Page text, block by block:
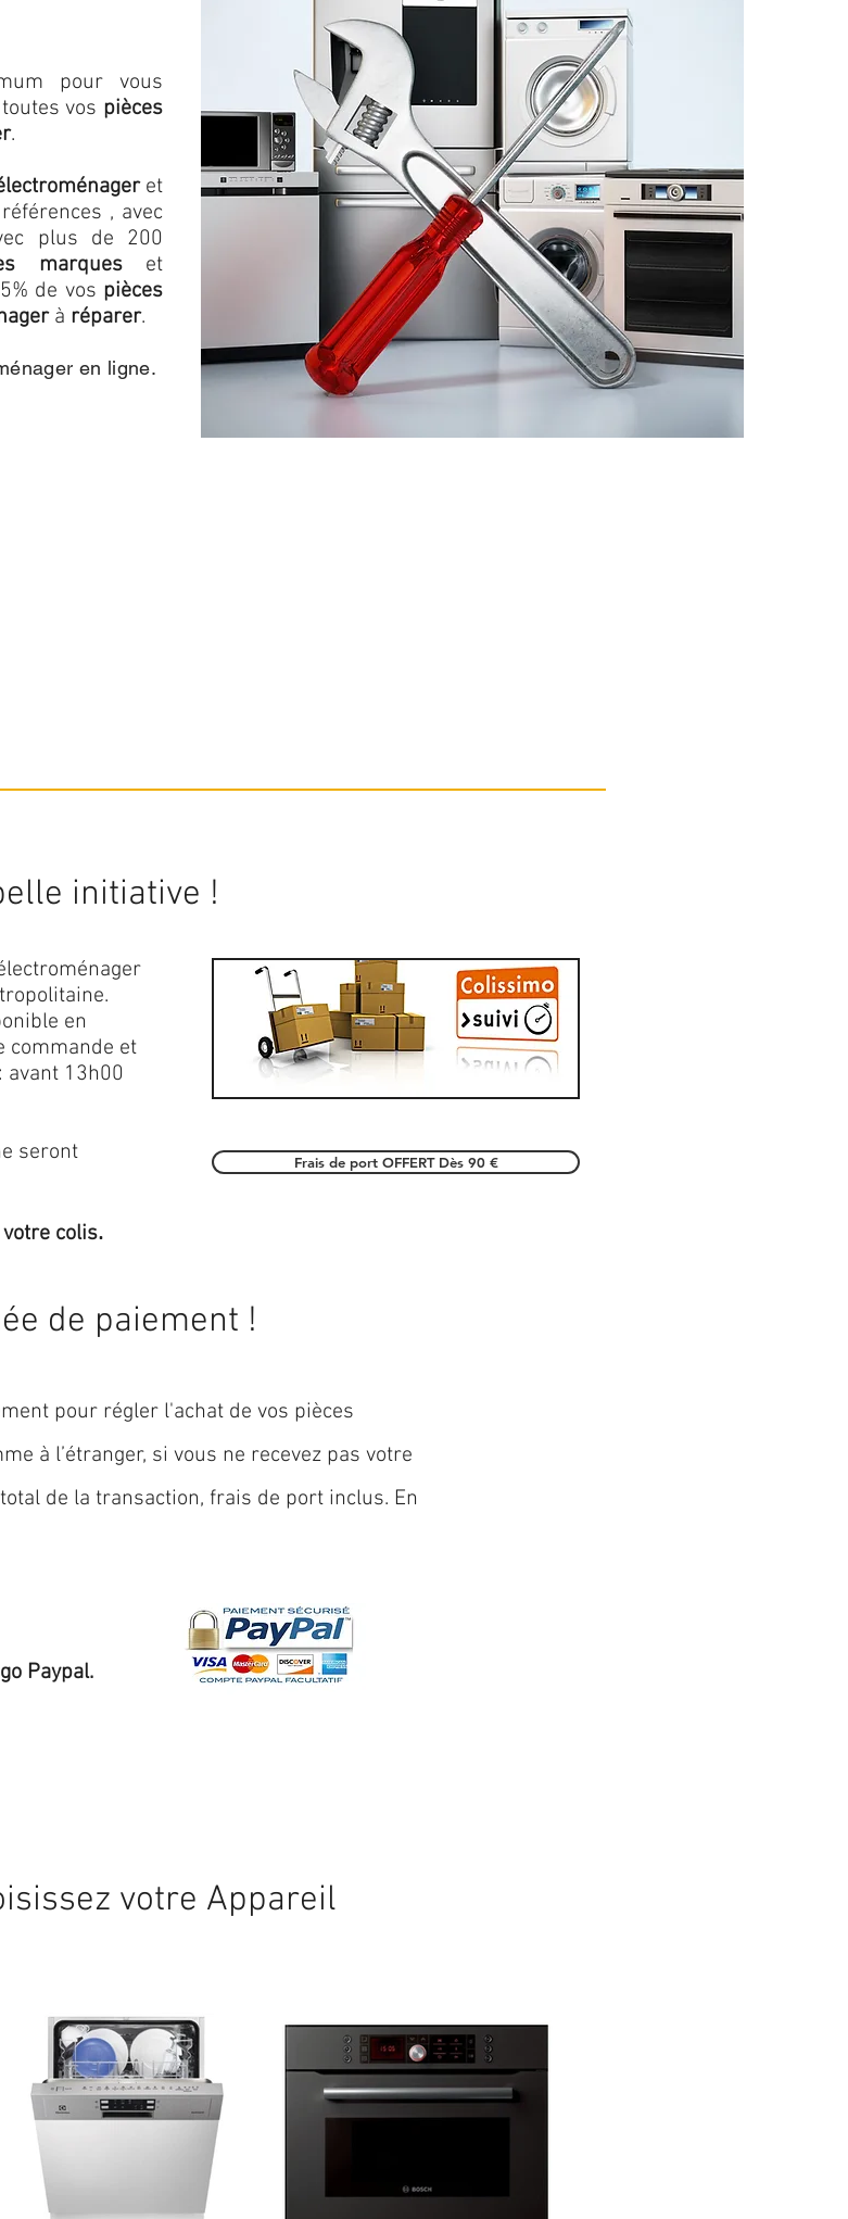
pour vous
vos pièces
.
et
, avec
plus de 200
marqueset
de vos pièces
à réparer.
en ligne.
initiative !
en
commande et
avant 13h00
seront
colis.
Frais de port OFFERT Dès 90 €
de paiement !
pour régler l'achat de vos pièces
à l’étranger, si vous ne recevez pas votre
de la transaction, frais de port inclus. En
Paypal.
votre Appareil